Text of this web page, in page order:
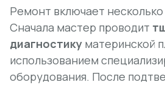
Ремонт включает
Сначала мастер проводит
диагностику материнской
использованием
оборудования. После